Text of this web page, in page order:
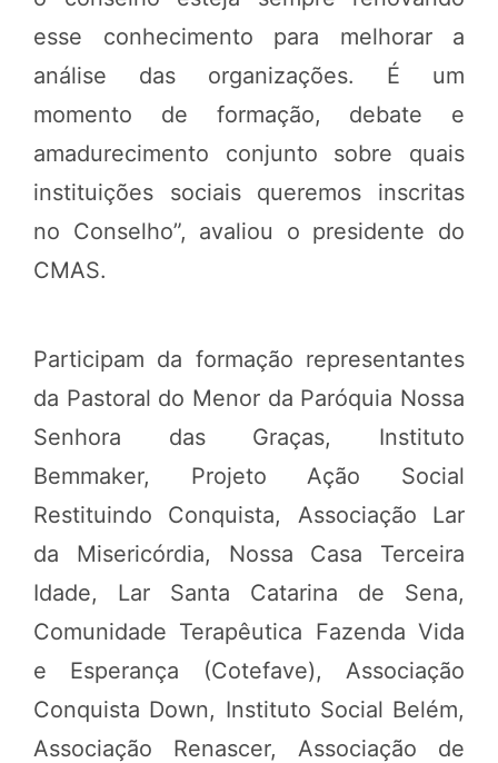
esse conhecimento para melhorar a
análise das organizações. É um
momento de formação, debate e
amadurecimento conjunto sobre quais
instituições sociais queremos inscritas
no Conselho”, avaliou o presidente do
CMAS.
Participam da formação representantes
da Pastoral do Menor da Paróquia Nossa
Senhora das Graças, Instituto
Bemmaker, Projeto Ação Social
Restituindo Conquista, Associação Lar
da Misericórdia, Nossa Casa Terceira
Idade, Lar Santa Catarina de Sena,
Comunidade Terapêutica Fazenda Vida
e Esperança (Cotefave), Associação
Conquista Down, Instituto Social Belém,
Associação Renascer, Associação de